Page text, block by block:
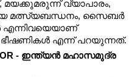
വ്യാപാരം,
മത്സ്യബന്ധനം, സൈബർ
ഭീഷണികൾ എന്ന് പറയുന്നത്.
(IOR - ഇന്ത്യൻ മഹാസമുദ്ര